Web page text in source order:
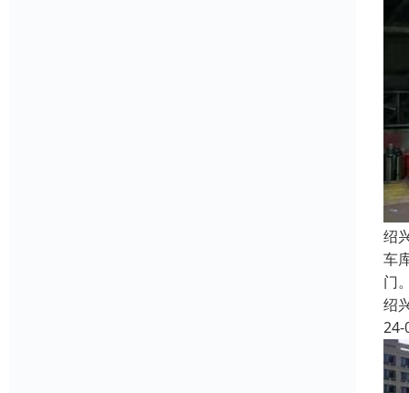
绍
车
门
绍
24-